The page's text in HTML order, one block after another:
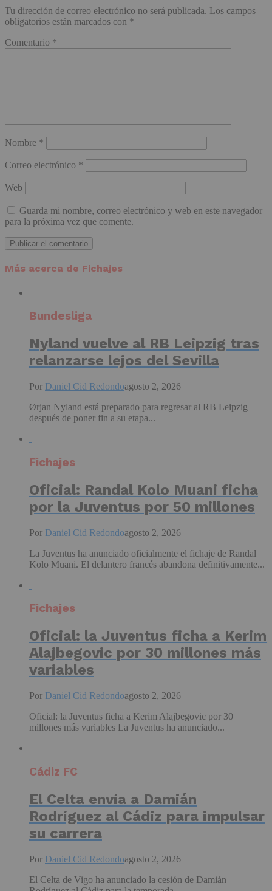
Tu dirección de correo electrónico no será publicada. Los campos
obligatorios están marcados con *
Comentario *
Nombre *
Correo electrónico *
Web
Guarda mi nombre, correo electrónico y web en este navegador
para la próxima vez que comente.
Más acerca de Fichajes
Bundesliga
Nyland vuelve al RB Leipzig tras
relanzarse lejos del Sevilla
Por Daniel Cid Redondoagosto 2, 2026
Ørjan Nyland está preparado para regresar al RB Leipzig
después de poner fin a su etapa...
Fichajes
Oficial: Randal Kolo Muani ficha
por la Juventus por 50 millones
Por Daniel Cid Redondoagosto 2, 2026
La Juventus ha anunciado oficialmente el fichaje de Randal
Kolo Muani. El delantero francés abandona definitivamente...
Fichajes
Oficial: la Juventus ficha a Kerim
Alajbegovic por 30 millones más
variables
Por Daniel Cid Redondoagosto 2, 2026
Oficial: la Juventus ficha a Kerim Alajbegovic por 30
millones más variables La Juventus ha anunciado...
Cádiz FC
El Celta envía a Damián
Rodríguez al Cádiz para impulsar
su carrera
Por Daniel Cid Redondoagosto 2, 2026
El Celta de Vigo ha anunciado la cesión de Damián